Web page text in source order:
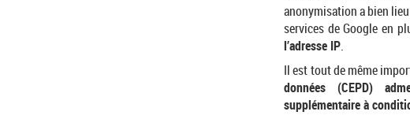
anonymisation a bien
services de Google en
l’adresse IP.
Il est tout de même
données (CEPD)
supplémentaire à